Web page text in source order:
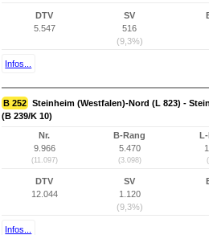
DTV
5.547
SV
516
(9,3%)
Infos...
B 252 Steinheim (Westfalen)-Nord (L 823) -
(B 239/K 10)
Nr.
9.966
(11.097)
B-Rang
5.470
(3.098)
DTV
12.044
SV
1.120
(9,3%)
Infos...